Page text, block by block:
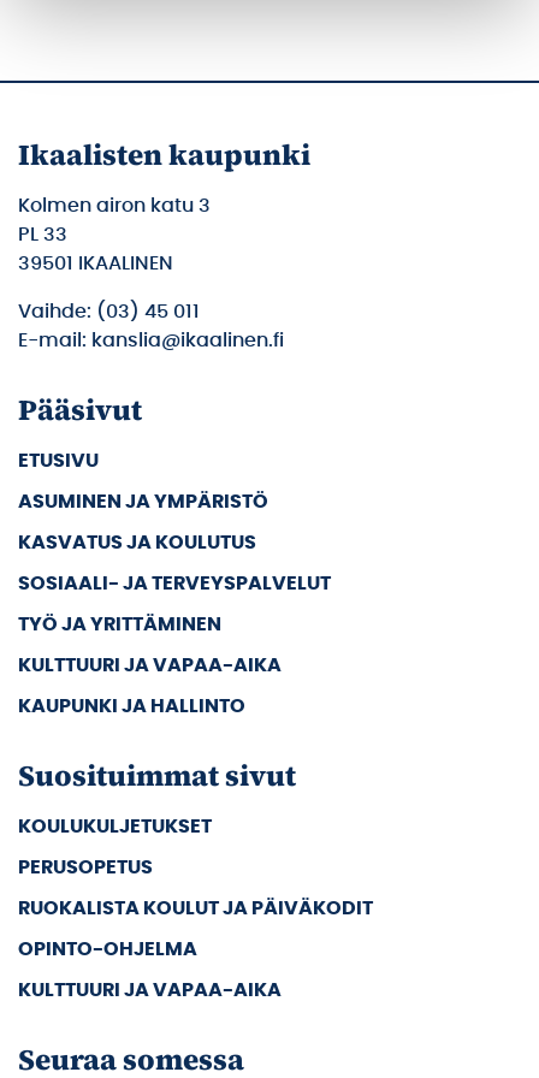
Ikaalisten kaupunki
Kolmen airon katu 3
PL 33
39501 IKAALINEN
Vaihde: (03) 45 011
E-mail: kanslia@ikaalinen.fi
Pääsivut
ETUSIVU
ASUMINEN JA YMPÄRISTÖ
KASVATUS JA KOULUTUS
SOSIAALI- JA TERVEYSPALVELUT
TYÖ JA YRITTÄMINEN
KULTTUURI JA VAPAA-AIKA
KAUPUNKI JA HALLINTO
Suosituimmat sivut
KOULUKULJETUKSET
PERUSOPETUS
RUOKALISTA KOULUT JA PÄIVÄKODIT
OPINTO-OHJELMA
KULTTUURI JA VAPAA-AIKA
Seuraa somessa